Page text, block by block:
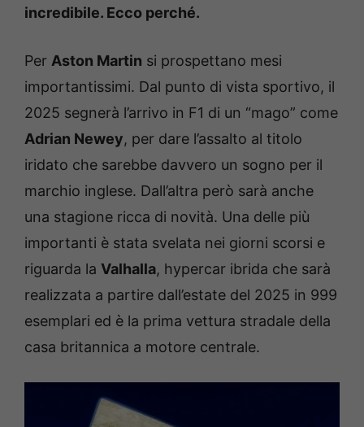
incredibile. Ecco perché.
Per Aston Martin si prospettano mesi
importantissimi. Dal punto di vista sportivo, il
2025 segnerà l’arrivo in F1 di un “mago” come
Adrian Newey, per dare l’assalto al titolo
iridato che sarebbe davvero un sogno per il
marchio inglese. Dall’altra però sarà anche
una stagione ricca di novità. Una delle più
importanti è stata svelata nei giorni scorsi e
riguarda la Valhalla, hypercar ibrida che sarà
realizzata a partire dall’estate del 2025 in 999
esemplari ed è la prima vettura stradale della
casa britannica a motore centrale.